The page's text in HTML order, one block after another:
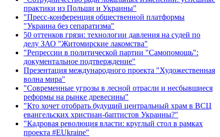
практики из Польши и Украины"
"Пресс-конференция общественной платформы
"Украина без сепаратизма"
50 оттенков грязи: технологии давления на судей по
делу ЗАО "Житомирские лакомства"
"Репрессии в политической партии "Самопомощь":
документальное подтверждение"
Презентация международного проекта "Художественная
волна мира"
"Современные угрозы в лесной отрасли и несбывшиеся
реформы на рынке древесины"
"Кто хочет отобрать будущий центральный храм в ВСЦ
евангельских христиан-баптистов Украины?"
"Кадровая революция власти: круглый стол в рамках
проекта #EUkraine"